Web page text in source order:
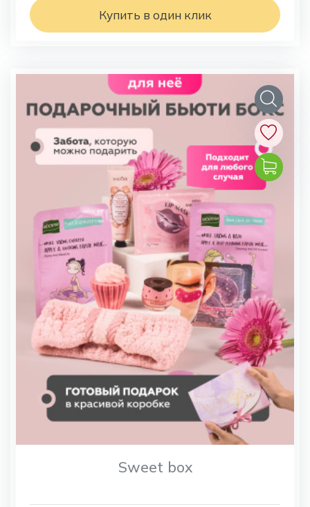
Купить в один клик
Sweet box